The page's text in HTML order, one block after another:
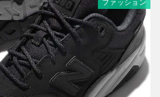
ファッション